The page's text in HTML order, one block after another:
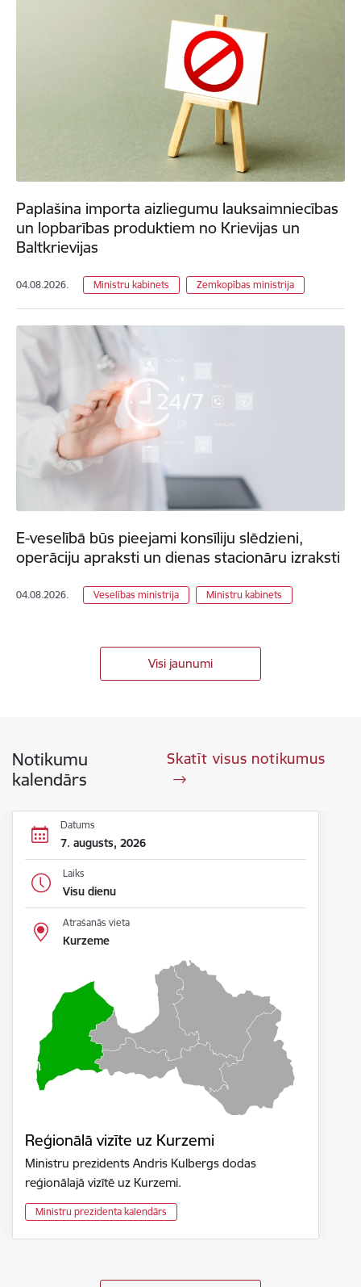
Paplašina importa aizliegumu lauksaimniecības
un lopbarības produktiem no Krievijas un
Baltkrievijas
04.08.2026. Ministru kabinets Zemkopības ministrija
E-veselībā būs pieejami konsīliju slēdzieni,
operāciju apraksti un dienas stacionāru izraksti
04.08.2026. Veselības ministrija Ministru kabinets
Visi jaunumi
Notikumu
kalendārs
Skatīt visus notikumus
Datums
7. augusts, 2026
Laiks
Visu dienu
Atrašanās vieta
Kurzeme
Reģionālā vizīte uz Kurzemi
Ministru prezidents Andris Kulbergs dodas
reģionālajā vizītē uz Kurzemi.
Ministru prezidenta kalendārs